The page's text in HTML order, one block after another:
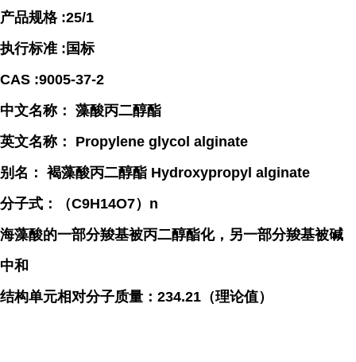
产品规格 :25/1
执行标准 :国标
CAS :9005-37-2
中文名称： 藻酸丙二醇酯
英文名称： Propylene glycol alginate
别名： 褐藻酸丙二醇酯 Hydroxypropyl alginate
分子式：（C9H14O7）n
海藻酸的一部分羧基被丙二醇酯化，另一部分羧基被碱
中和
结构单元相对分子质量：234.21（理论值）